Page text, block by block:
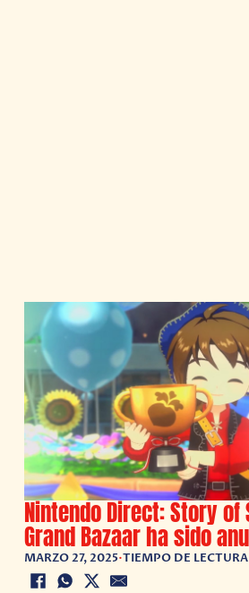
Nintendo Direct: Story of
Grand Bazaar ha sido
MARZO 27, 2025•TIEMPO DE